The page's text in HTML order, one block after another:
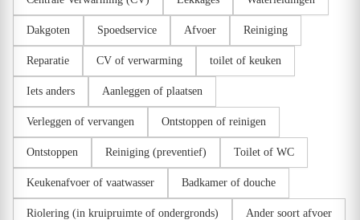
Dakgoten Spoedservice Afvoer Reiniging
Reparatie CV of verwarming toilet of keuken
Iets anders Aanleggen of plaatsen
Verleggen of vervangen Ontstoppen of reinigen
Ontstoppen Reiniging (preventief) Toilet of WC
Keukenafvoer of vaatwasser Badkamer of douche
Riolering (in kruipruimte of ondergronds) Ander soort afvoer